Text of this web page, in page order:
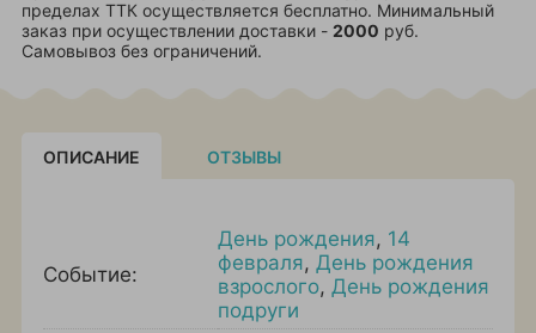
пределах ТТК осуществляется бесплатно. Минимальный
заказ при осуществлении доставки - 2000 руб.
Самовывоз без ограничений.
ОПИСАНИЕ ОТЗЫВЫ
Событие:
День рождения, 14
февраля, День рождения
взрослого, День рождения
подруги